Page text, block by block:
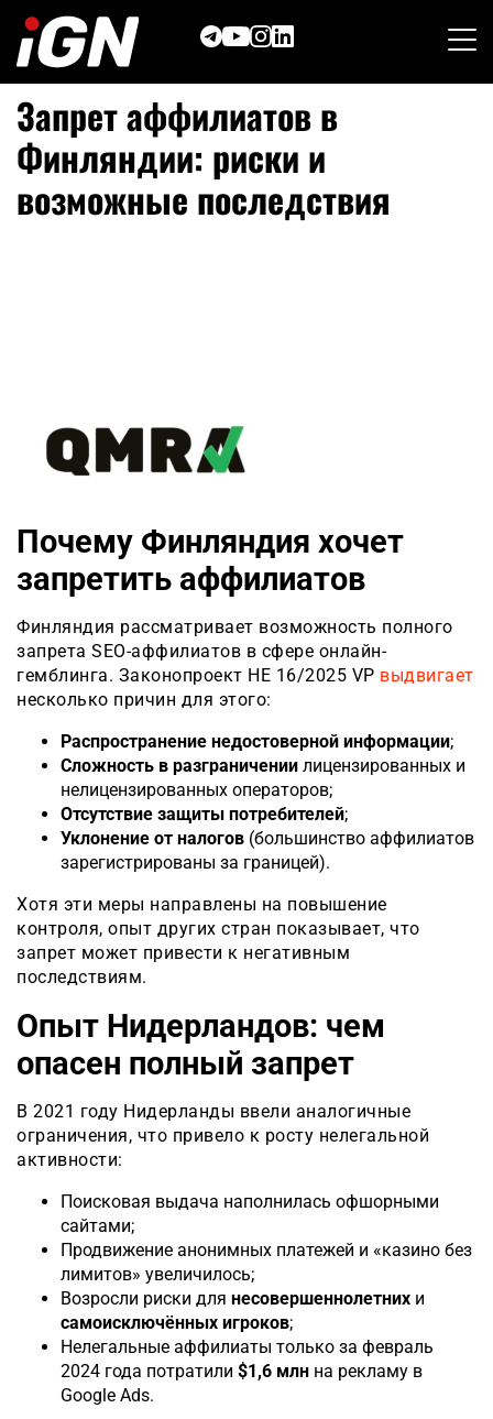
content
Запрет аффилиатов в
Финляндии: риски и
возможные последствия
Почему Финляндия хочет
запретить аффилиатов
Финляндия рассматривает возможность полного
запрета SEO-аффилиатов в сфере онлайн-
гемблинга. Законопроект HE 16/2025 VP выдвигает
несколько причин для этого:
Распространение недостоверной информации;
Сложность в разграничении лицензированных и
нелицензированных операторов;
Отсутствие защиты потребителей;
Уклонение от налогов (большинство аффилиатов
зарегистрированы за границей).
Хотя эти меры направлены на повышение
контроля, опыт других стран показывает, что
запрет может привести к негативным
последствиям.
Опыт Нидерландов: чем
опасен полный запрет
В 2021 году Нидерланды ввели аналогичные
ограничения, что привело к росту нелегальной
активности:
Поисковая выдача наполнилась офшорными
сайтами;
Продвижение анонимных платежей и «казино без
лимитов» увеличилось;
Возросли риски для несовершеннолетних и
самоисключённых игроков;
Нелегальные аффилиаты только за февраль
2024 года потратили $1,6 млн на рекламу в
Google Ads.